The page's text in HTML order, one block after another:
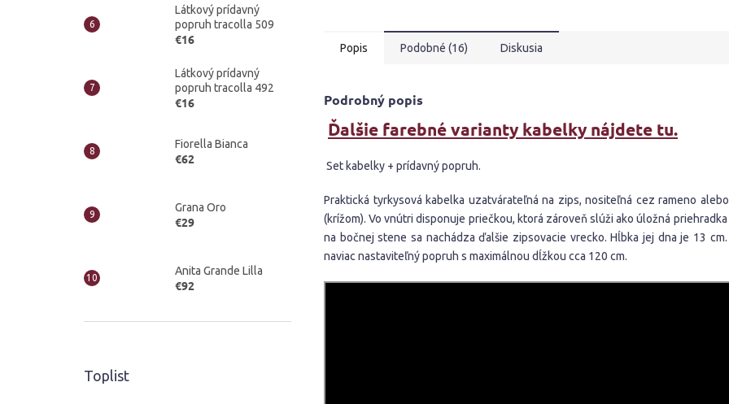
Látkový prídavný
popruh tracolla 509
€16
Látkový prídavný
popruh tracolla 492
€16
Fiorella Bianca
€62
Grana Oro
€29
Anita Grande Lilla
€92
Toplist
Popis Podobné (16) Diskusia
Podrobný popis
Ďalšie farebné varianty kabelky nájdete tu.
Set kabelky + prídavný popruh.
Praktická tyrkysová kabelka uzatvárateľná na zips, nositeľná cez rameno
(krížom). Vo vnútri disponuje priečkou, ktorá zároveň slúži ako úložná priehradka
na bočnej stene sa nachádza ďalšie zipsovacie vrecko. Hĺbka jej dna je 13 cm.
naviac nastaviteľný popruh s maximálnou dĺžkou cca 120 cm.